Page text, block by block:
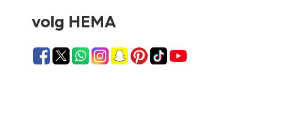
volg HEMA